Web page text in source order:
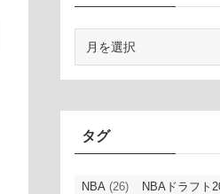
ブ
タグ
NBA (26) NBAドラフト